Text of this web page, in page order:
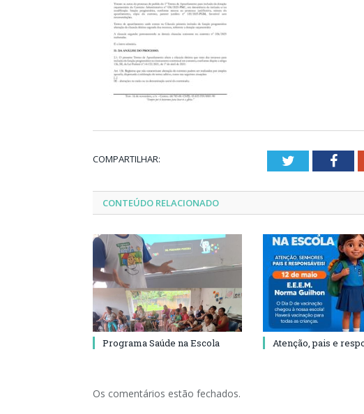
COMPARTILHAR: Twitter
CONTEÚDO RELACIONADO
Programa Saúde na Escola Atenção, pais e
Os comentários estão fechados.